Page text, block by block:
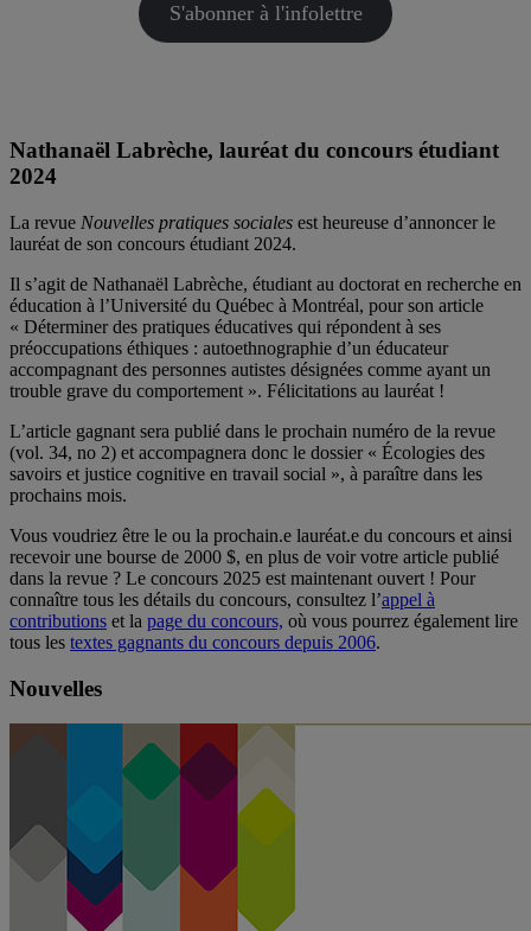
S'abonner à l'infolettre
Nathanaël Labrèche, lauréat du concours étudiant
2024
La revue Nouvelles pratiques sociales est heureuse d’annoncer le
lauréat de son concours étudiant 2024.
Il s’agit de Nathanaël Labrèche, étudiant au doctorat en recherche en
éducation à l’Université du Québec à Montréal, pour son article
« Déterminer des pratiques éducatives qui répondent à ses
préoccupations éthiques : autoethnographie d’un éducateur
accompagnant des personnes autistes désignées comme ayant un
trouble grave du comportement ». Félicitations au lauréat !
L’article gagnant sera publié dans le prochain numéro de la revue
(vol. 34, no 2) et accompagnera donc le dossier « Écologies des
savoirs et justice cognitive en travail social », à paraître dans les
prochains mois.
Vous voudriez être le ou la prochain.e lauréat.e du concours et ainsi
recevoir une bourse de 2000 $, en plus de voir votre article publié
dans la revue ? Le concours 2025 est maintenant ouvert ! Pour
connaître tous les détails du concours, consultez l’appel à
contributions et la page du concours, où vous pourrez également lire
tous les textes gagnants du concours depuis 2006.
Nouvelles